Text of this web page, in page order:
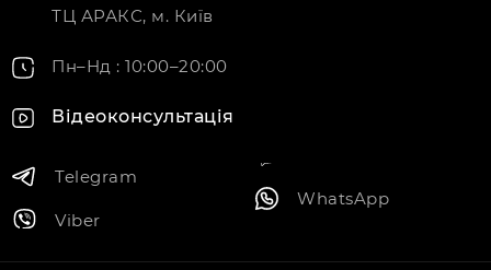
ТЦ АРАКС, м. Київ
Пн–Нд : 10:00–20:00
Відеоконсультація
Telegram
Viber
WhatsApp